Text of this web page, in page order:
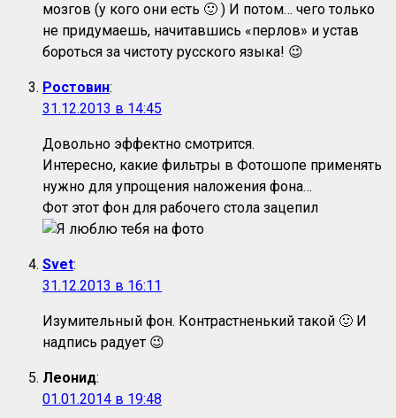
мозгов (у кого они есть 🙂 ) И потом… чего только
не придумаешь, начитавшись «перлов» и устав
бороться за чистоту русского языка! 😉
Ростовин:
31.12.2013 в 14:45
Довольно эффектно смотрится.
Интересно, какие фильтры в Фотошопе применять
нужно для упрощения наложения фона…
Фот этот фон для рабочего стола зацепил
Svet:
31.12.2013 в 16:11
Изумительный фон. Контрастненький такой 🙂 И
надпись радует 😉
Леонид:
01.01.2014 в 19:48